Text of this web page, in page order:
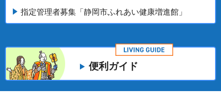
指定管理者募集「静岡市ふれあい健康増進館」
便利ガイド